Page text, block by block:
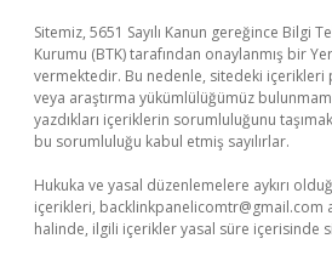
Sitemiz, 5651 Sayılı Kanun gereğince Bilgi
Kurumu (BTK) tarafından onaylanmış bir
vermektedir. Bu nedenle, sitedeki
veya araştırma yükümlülüğümüz
yazdıkları içeriklerin sorumluluğunu
bu sorumluluğu kabul etmiş sayılırlar.
Hukuka ve yasal düzenlemelere aykırı
içerikleri, backlinkpanelicomtr@gmail.com
halinde, ilgili içerikler yasal süre içerisinde